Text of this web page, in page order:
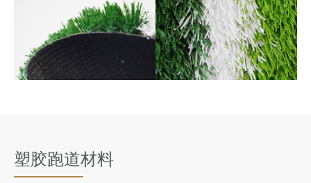
塑胶跑道材料